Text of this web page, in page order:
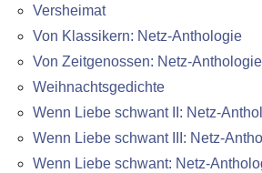
Versheimat
Von Klassikern: Netz-Anthologie
Von Zeitgenossen: Netz-Anthologie
Weihnachtsgedichte
Wenn Liebe schwant II: Netz-
Wenn Liebe schwant III: Netz-
Wenn Liebe schwant: Netz-